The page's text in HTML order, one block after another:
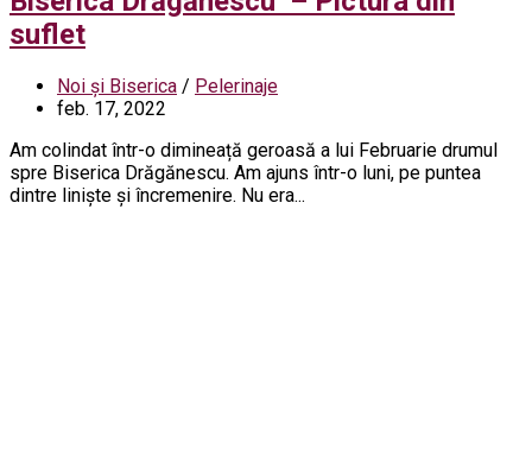
suflet
Noi și Biserica / Pelerinaje
feb. 17, 2022
Am colindat într-o dimineață geroasă a lui Februarie drumul
spre Biserica Drăgănescu. Am ajuns într-o luni, pe puntea
dintre liniște și încremenire. Nu era...